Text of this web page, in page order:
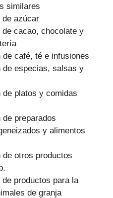
similares
de azúcar
cacao, chocolate y
de café, té e infusiones
de especias, salsas y
de platos y comidas
preparados
y alimentos
de otros productos
productos para la
de granja